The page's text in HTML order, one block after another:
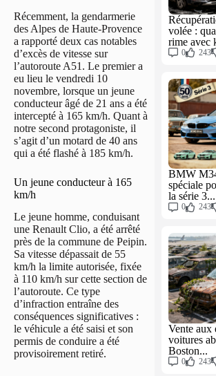
Récemment, la gendarmerie
des Alpes de Haute-Provence
a rapporté deux cas notables
d’excès de vitesse sur
l’autoroute A51. Le premier a
eu lieu le vendredi 10
novembre, lorsque un jeune
conducteur âgé de 21 ans a été
intercepté à 165 km/h. Quant à
notre second protagoniste, il
s’agit d’un motard de 40 ans
qui a été flashé à 185 km/h.
Un jeune conducteur à 165
km/h
Le jeune homme, conduisant
une Renault Clio, a été arrêté
près de la commune de Peipin.
Sa vitesse dépassait de 55
km/h la limite autorisée, fixée
à 110 km/h sur cette section de
l’autoroute. Ce type
d’infraction entraîne des
conséquences significatives :
le véhicule a été saisi et son
permis de conduire a été
provisoirement retiré.
volée :
rime avec
0 243
BMW
spéciale
la série 3...
0 243
Vente aux
voitures
Boston...
0 243